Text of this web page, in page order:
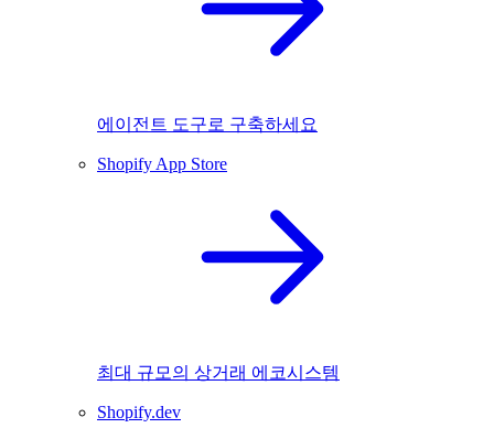
에이전트 도구로 구축하세요
Shopify App Store
최대 규모의 상거래 에코시스템
Shopify.dev